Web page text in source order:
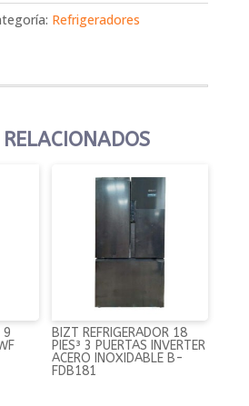
Refrigeradores
9
BIZT REFRIGERADOR 18
PIES³ 3 PUERTAS INVERTER
ACERO INOXIDABLE B-
FDB181